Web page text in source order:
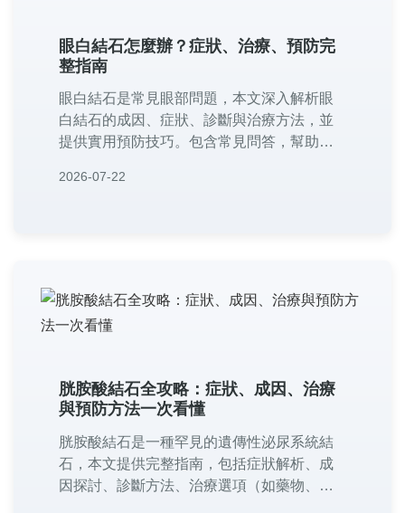
眼白結石怎麼辦？症狀、治療、預防完
整指南
眼白結石是常見眼部問題，本文深入解析眼
白結石的成因、症狀、診斷與治療方法，並
提供實用預防技巧。包含常見問答，幫助您
發。專業資訊，輕鬆易懂。
2026-07-22
胱胺酸結石全攻略：症狀、成因、治療
與預防方法一次看懂
胱胺酸結石是一種罕見的遺傳性泌尿系統結
石，本文提供完整指南，包括症狀解析、成
因探討、診斷方法、治療選項（如藥物、手